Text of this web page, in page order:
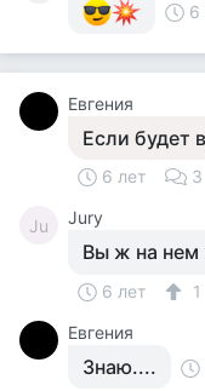
6
Евгения
Если будет
6 лет 3
Ju Jury
Вы ж на нем
6 лет
1
Евгения
Знаю....